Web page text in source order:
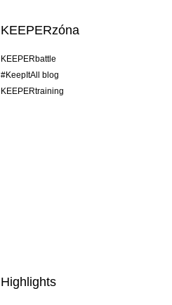
KEEPERzóna
KEEPERbattle
#KeepItAll blog
KEEPERtraining
Highlights